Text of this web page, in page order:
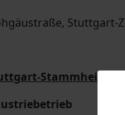
Stammheim